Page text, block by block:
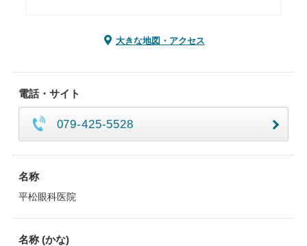
大きな地図・アクセス
電話・サイト
079-425-5528
名称
平松眼科医院
名称 (かな)